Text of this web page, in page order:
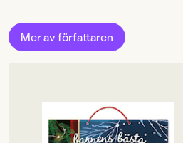
Inbunden,,
Mer av författaren
OM BOKEN
En sagokalender där älskade